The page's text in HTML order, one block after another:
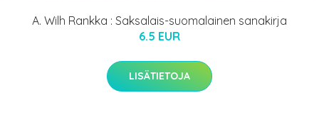
A. Wilh Rankka : Saksalais-suomalainen sanakirja
6.5 EUR
LISÄTIETOJA